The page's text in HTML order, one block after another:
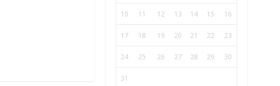
10 11 12 13 14 15 16
17 18 19 20 21 22 23
24 25 26 27 28 29 30
31